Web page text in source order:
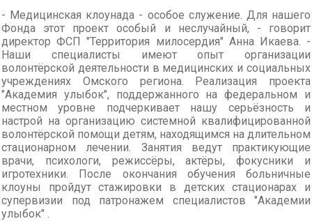
- Медицинская клоунада - особое служение. Для нашего
Фонда этот проект особый и неслучайный, - говорит
директор ФСП "Территория милосердия" Анна Икаева. -
Наши специалисты имеют опыт организации
волонтёрской деятельности в медицинских и социальных
учреждениях Омского региона. Реализация проекта
"Академия улыбок", поддержанного на федеральном и
местном уровне подчеркивает нашу серьёзность и
настрой на организацию системной квалифицированной
волонтёрской помощи детям, находящимся на длительном
стационарном лечении. Занятия ведут практикующие
врачи, психологи, режиссёры, актёры, фокусники и
игротехники. После окончания обучения больничные
клоуны пройдут стажировки в детских стационарах и
супервизии под патронажем специалистов "Академии
улыбок" .